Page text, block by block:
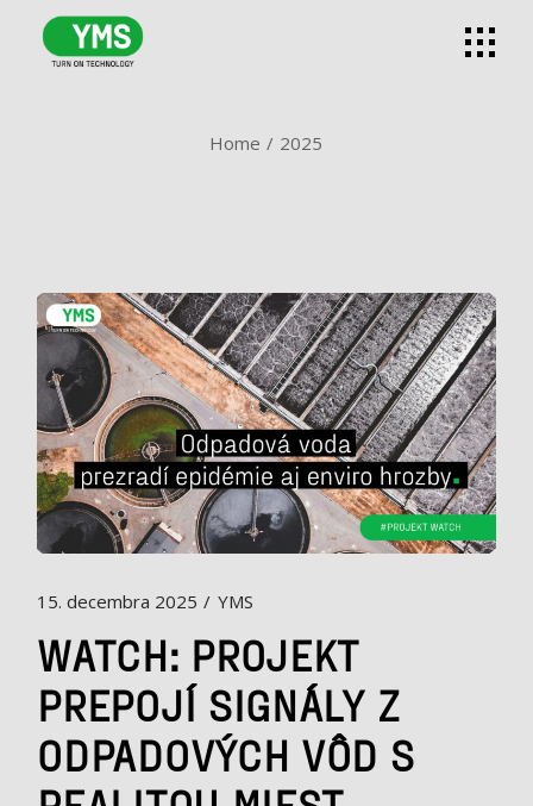
content
Home 2025
15. decembra 2025 YMS
WATCH: PROJEKT
PREPOJÍ SIGNÁLY Z
ODPADOVÝCH VÔD S